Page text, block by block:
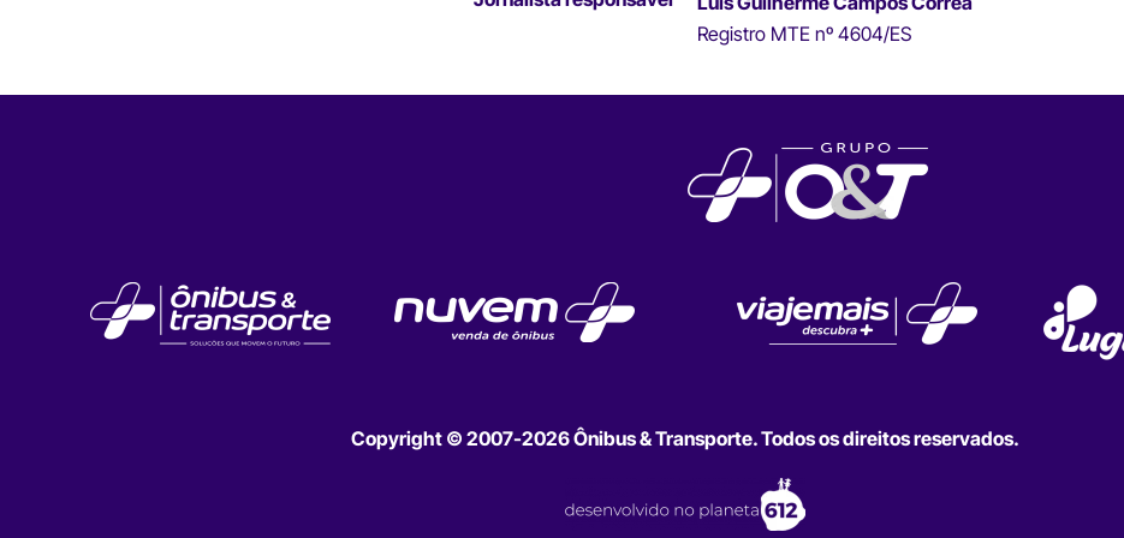
Registro MTE nº 4604/ES
Copyright © 2007-2026 Ônibus & Transporte. Todos os direitos reservados.